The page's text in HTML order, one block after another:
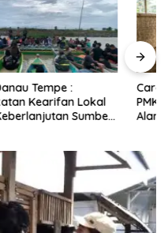
Cara Mengatasi Penyakit
PMK pada Sapi Perah Secara
Alami dan Medis